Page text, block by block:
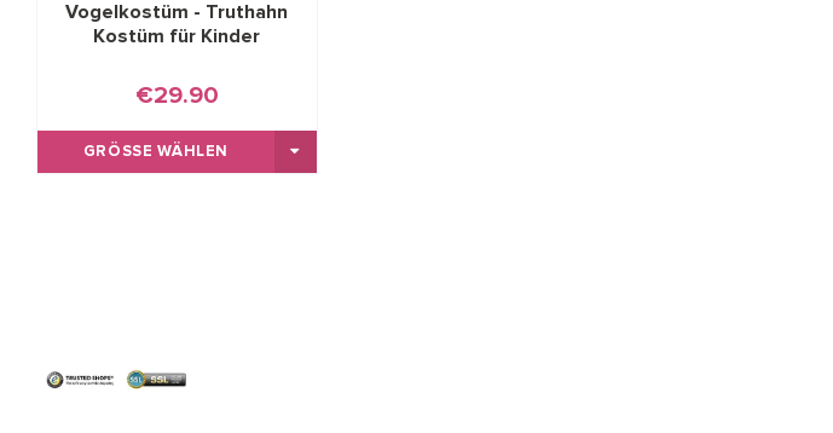
Vogelkostüm - Truthahn
Kostüm für Kinder
€29.90
GRÖSSE WÄHLEN